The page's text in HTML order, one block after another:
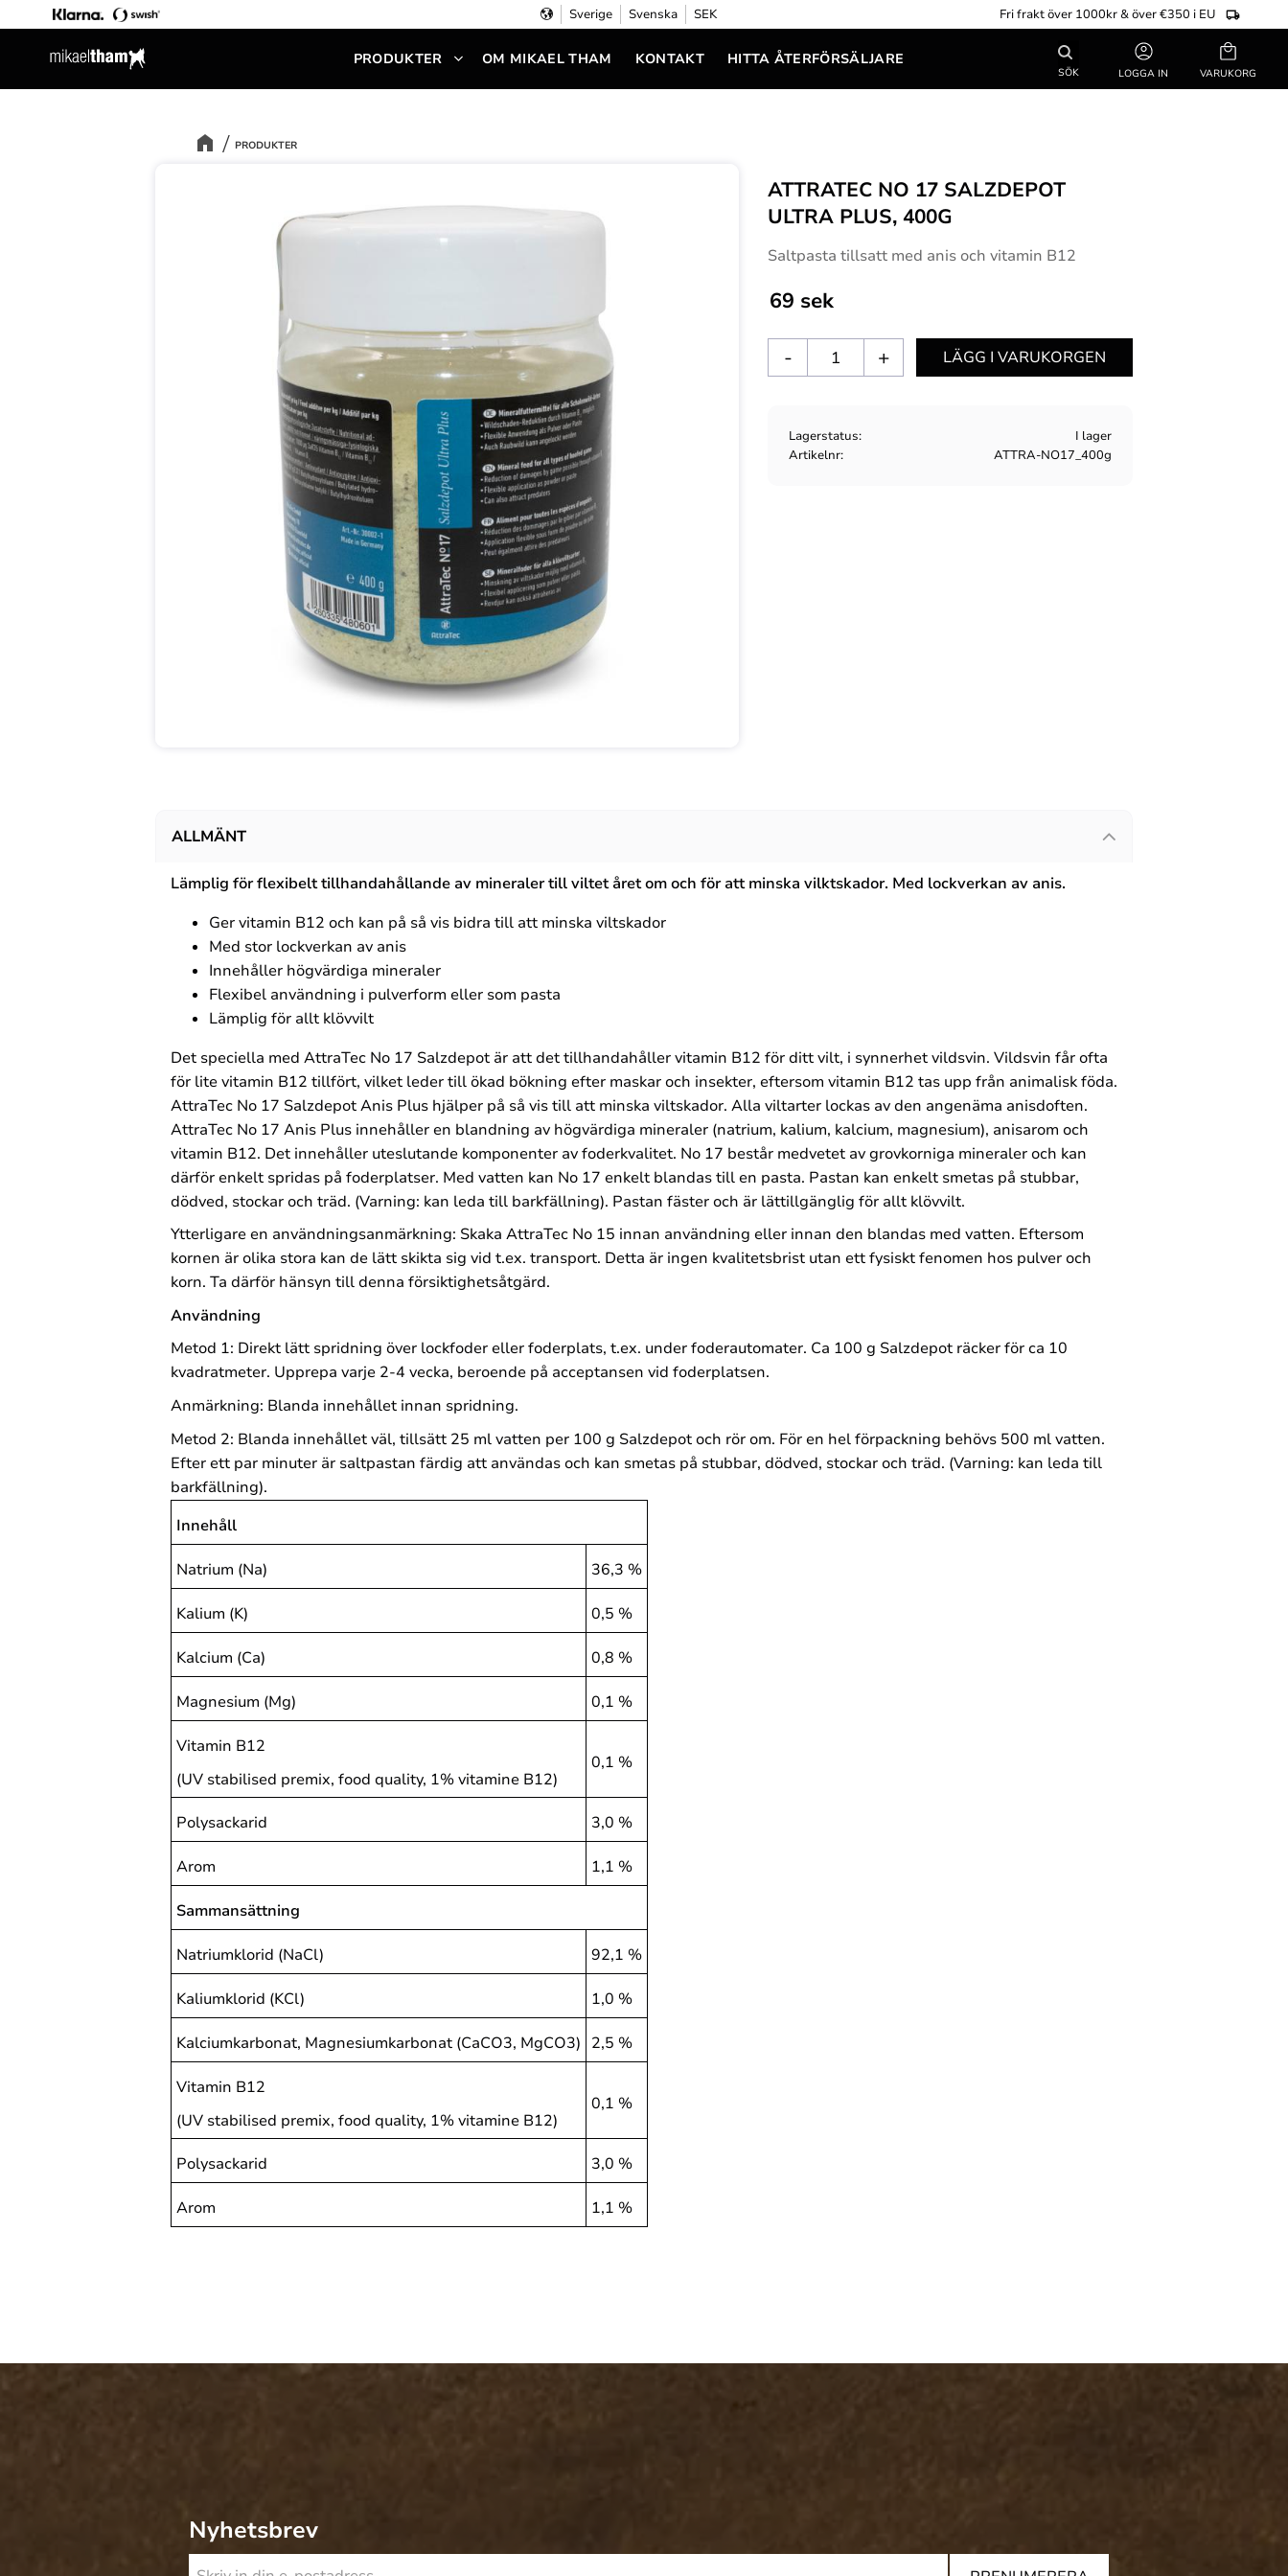
Sverige Svenska SEK Fri frakt över 1000kr & över €350 i EU
SÖK
PRODUKTER OM MIKAEL THAM KONTAKT HITTA ÅTERFÖRSÄLJARE
LOGGA IN
Kundvagn
PRODUKTER
ATTRATEC NO 17 SALZDEPOT
ULTRA PLUS, 400G
Saltpasta tillsatt med anis och vitamin B12
69 sek
+
-
Lagerstatus
I lager
Artikelnr
ATTRA-NO17_400g
ALLMÄNT
Lämplig för flexibelt tillhandahållande av mineraler till viltet året om och för att minska vilktskador. Med lockverkan av anis.
Ger vitamin B12 och kan på så vis bidra till att minska viltskador
Med stor lockverkan av anis
Innehåller högvärdiga mineraler
Flexibel användning i pulverform eller som pasta
Lämplig för allt klövvilt
Det speciella med AttraTec No 17 Salzdepot är att det tillhandahåller vitamin B12 för ditt vilt, i synnerhet vildsvin. Vildsvin får ofta
för lite vitamin B12 tillfört, vilket leder till ökad bökning efter maskar och insekter, eftersom vitamin B12 tas upp från animalisk föda.
AttraTec No 17 Salzdepot Anis Plus hjälper på så vis till att minska viltskador. Alla viltarter lockas av den angenäma anisdoften.
AttraTec No 17 Anis Plus innehåller en blandning av högvärdiga mineraler (natrium, kalium, kalcium, magnesium), anisarom och
vitamin B12. Det innehåller uteslutande komponenter av foderkvalitet. No 17 består medvetet av grovkorniga mineraler och kan
därför enkelt spridas på foderplatser. Med vatten kan No 17 enkelt blandas till en pasta. Pastan kan enkelt smetas på stubbar,
dödved, stockar och träd. (Varning: kan leda till barkfällning). Pastan fäster och är lättillgänglig för allt klövvilt.
Ytterligare en användningsanmärkning: Skaka AttraTec No 15 innan användning eller innan den blandas med vatten. Eftersom
kornen är olika stora kan de lätt skikta sig vid t.ex. transport. Detta är ingen kvalitetsbrist utan ett fysiskt fenomen hos pulver och
korn. Ta därför hänsyn till denna försiktighetsåtgärd.
Användning
Metod 1: Direkt lätt spridning över lockfoder eller foderplats, t.ex. under foderautomater. Ca 100 g Salzdepot räcker för ca 10
kvadratmeter. Upprepa varje 2-4 vecka, beroende på acceptansen vid foderplatsen.
Anmärkning: Blanda innehållet innan spridning.
Metod 2: Blanda innehållet väl, tillsätt 25 ml vatten per 100 g Salzdepot och rör om. För en hel förpackning behövs 500 ml vatten.
Efter ett par minuter är saltpastan färdig att användas och kan smetas på stubbar, dödved, stockar och träd. (Varning: kan leda till
barkfällning).
Innehåll
Natrium (Na) 36,3 %
Kalium (K) 0,5 %
Kalcium (Ca) 0,8 %
Magnesium (Mg) 0,1 %
Vitamin B12
(UV stabilised premix, food quality, 1% vitamine B12)
0,1 %
Polysackarid 3,0 %
Arom 1,1 %
Sammansättning
Natriumklorid (NaCl) 92,1 %
Kaliumklorid (KCl) 1,0 %
Kalciumkarbonat, Magnesiumkarbonat (CaCO3, MgCO3) 2,5 %
Vitamin B12
(UV stabilised premix, food quality, 1% vitamine B12)
0,1 %
Polysackarid 3,0 %
Arom 1,1 %
Nyhetsbrev